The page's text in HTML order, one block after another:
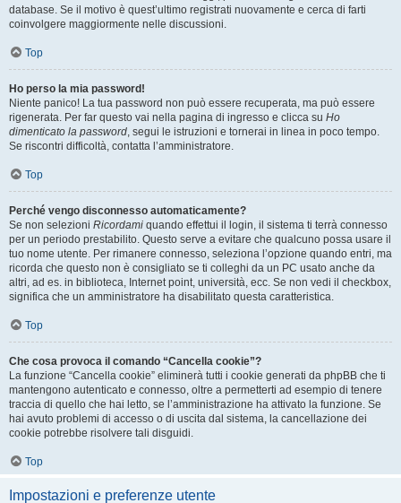
database. Se il motivo è quest’ultimo registrati nuovamente e cerca di farti
coinvolgere maggiormente nelle discussioni.
Top
Ho perso la mia password!
Niente panico! La tua password non può essere recuperata, ma può essere
rigenerata. Per far questo vai nella pagina di ingresso e clicca su Ho
dimenticato la password, segui le istruzioni e tornerai in linea in poco tempo.
Se riscontri difficoltà, contatta l’amministratore.
Top
Perché vengo disconnesso automaticamente?
Se non selezioni Ricordami quando effettui il login, il sistema ti terrà connesso
per un periodo prestabilito. Questo serve a evitare che qualcuno possa usare il
tuo nome utente. Per rimanere connesso, seleziona l’opzione quando entri, ma
ricorda che questo non è consigliato se ti colleghi da un PC usato anche da
altri, ad es. in biblioteca, Internet point, università, ecc. Se non vedi il checkbox,
significa che un amministratore ha disabilitato questa caratteristica.
Top
Che cosa provoca il comando “Cancella cookie”?
La funzione “Cancella cookie” eliminerà tutti i cookie generati da phpBB che ti
mantengono autenticato e connesso, oltre a permetterti ad esempio di tenere
traccia di quello che hai letto, se l’amministrazione ha attivato la funzione. Se
hai avuto problemi di accesso o di uscita dal sistema, la cancellazione dei
cookie potrebbe risolvere tali disguidi.
Top
Impostazioni e preferenze utente